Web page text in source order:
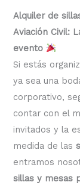
Alquiler de
Aviación Civil:
evento
Si estás
ya sea una
corporativo,
contar con el
invitados y la
medida de las
entramos
sillas y mesas